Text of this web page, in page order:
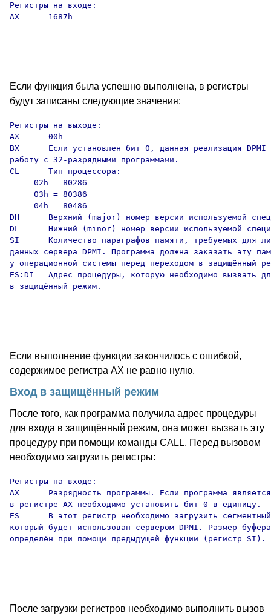
Регистры на входе:
AX      1687h
Если функция была успешно выполнена, в регистры
будут записаны следующие значения:
Регистры на выходе:
AX      00h
BX      Если установлен бит 0, данная реализация DPMI
работу с 32-разрядными программами.
CL      Тип процессора:
     02h = 80286
     03h = 80386
     04h = 80486
DH      Верхний (major) номер версии используемой
DL      Нижний (minor) номер версии используемой
SI      Количество параграфов памяти, требуемых для
данных сервера DPMI. Программа должна заказать эту
у операционной системы перед переходом в защищённый
ES:DI   Адрес процедуры, которую необходимо вызвать
в защищённый режим.
Если выполнение функции закончилось с ошибкой,
содержимое регистра AX не равно нулю.
Вход в защищённый режим
После того, как программа получила адрес процедуры
для входа в защищённый режим, она может вызвать эту
процедуру при помощи команды CALL. Перед вызовом
необходимо загрузить регистры:
Регистры на входе:
AX      Разрядность программы. Если программа
в регистре AX необходимо установить бит 0 в единицу.
ES      В этот регистр необходимо загрузить
который будет использован сервером DPMI. Размер
определён при помощи предыдущей функции (регистр SI).
После загрузки регистров необходимо выполнить вызов